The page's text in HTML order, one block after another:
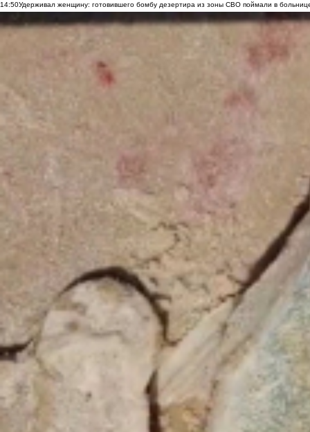
14:50Удерживал женщину: готовившего бомбу дезертира из зоны СВО поймали в